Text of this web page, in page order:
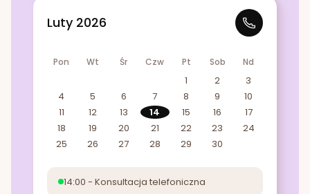
Luty 2026
Pon Wt Śr Czw Pt Sob Nd
1 2
3
4
5 6 7 8 9
10
11
12 13 14 15 16
17
18
19 20 21 22 23
24
25
26 27 28 29 30
14:00 - Konsultacja telefoniczna